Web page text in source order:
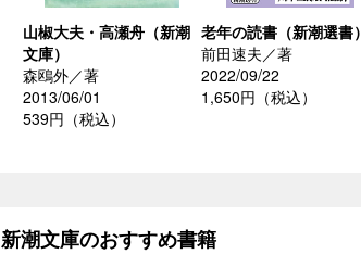
山椒大夫・高瀬舟（新潮
文庫）
森鴎外／著
2013/06/01
539円（税込）
老年の読書（新潮選書）
前田速夫／著
2022/09/22
1,650円（税込）
新潮文庫のおすすめ書籍